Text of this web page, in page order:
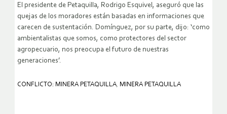
El presidente de Petaquilla, Rodrigo Esquivel, aseguró que las
quejas de los moradores están basadas en informaciones que
carecen de sustentación. Domínguez, por su parte, dijo: ‘como
ambientalistas que somos, como protectores del sector
agropecuario, nos preocupa el futuro de nuestras
generaciones’.
CONFLICTO: MINERA PETAQUILLA, MINERA PETAQUILLA